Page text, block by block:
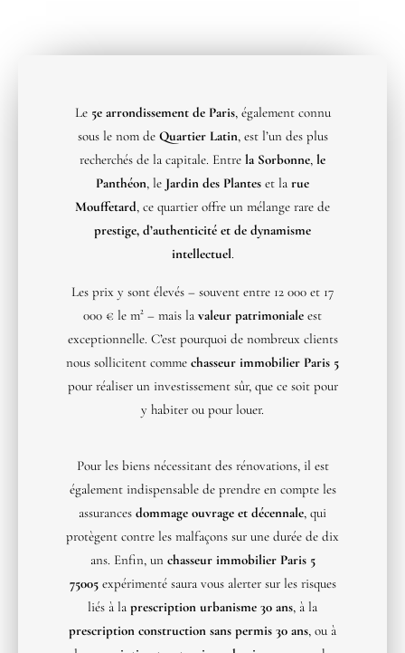
Le 5e arrondissement de Paris, également connu
sous le nom de Quartier Latin, est l’un des plus
recherchés de la capitale. Entre la Sorbonne, le
Panthéon, le Jardin des Plantes et la rue
Mouffetard, ce quartier offre un mélange rare de
prestige, d’authenticité et de dynamisme
intellectuel.
Les prix y sont élevés – souvent entre 12 000 et 17
000 € le m² – mais la valeur patrimoniale est
exceptionnelle. C’est pourquoi de nombreux clients
nous sollicitent comme chasseur immobilier Paris 5
pour réaliser un investissement sûr, que ce soit pour
y habiter ou pour louer.
Pour les biens nécessitant des rénovations, il est
également indispensable de prendre en compte les
assurances dommage ouvrage et décennale, qui
protègent contre les malfaçons sur une durée de dix
ans. Enfin, un chasseur immobilier Paris 5
75005expérimenté saura vous alerter sur les risques
liés à la prescription urbanisme 30 ans, à la
prescription construction sans permis 30 ans, ou à